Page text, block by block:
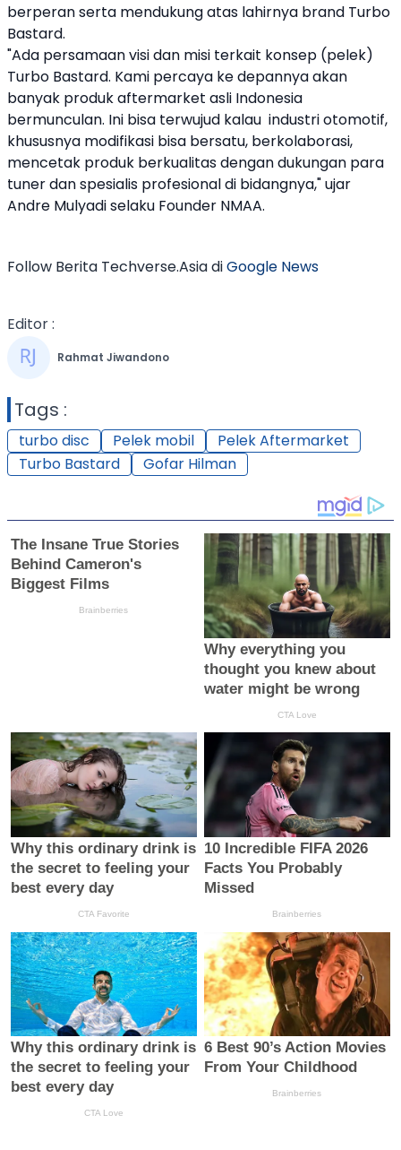
berperan serta mendukung atas lahirnya brand Turbo
Bastard.
"Ada persamaan visi dan misi terkait konsep (pelek)
Turbo Bastard. Kami percaya ke depannya akan
banyak produk aftermarket asli Indonesia
bermunculan. Ini bisa terwujud kalau industri otomotif,
khususnya modifikasi bisa bersatu, berkolaborasi,
mencetak produk berkualitas dengan dukungan para
tuner dan spesialis profesional di bidangnya," ujar
Andre Mulyadi selaku Founder NMAA.
Follow Berita Techverse.Asia diGoogle News
Editor :
Rahmat Jiwandono
Tags :
turbo disc Pelek mobil
Pelek Aftermarket
Turbo Bastard
Gofar Hilman